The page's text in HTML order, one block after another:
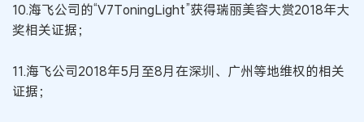
10.海飞公司的“V7ToningLight”获得瑞丽美容大赏2018年大
奖相关证据；
11.海飞公司2018年5月至8月在深圳、广州等地维权的相关
证据；